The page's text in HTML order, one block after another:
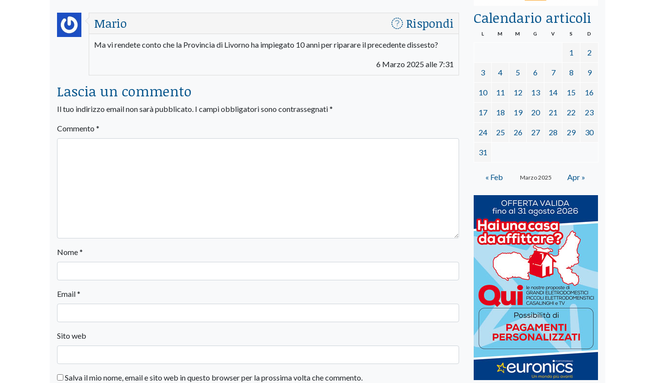
Mario
Rispondi
Ma vi rendete conto che la Provincia di Livorno ha impiegato 10 anni per riparare il precedente dissesto?
6 Marzo 2025 alle 7:31
Lascia un commento
Il tuo indirizzo email non sarà pubblicato. I campi obbligatori sono contrassegnati*
Commento *
Nome*
Email*
Sito web
Salva il mio nome, email e sito web in questo browser per la prossima volta che commento.
Calendario articoli
Marzo 2025
L M M G V S D
1 2
3 4 5 6 7 8 9
10 11 12 13 14 15 16
17 18 19 20 21 22 23
24 25 26 27 28 29 30
31
« Feb Apr »